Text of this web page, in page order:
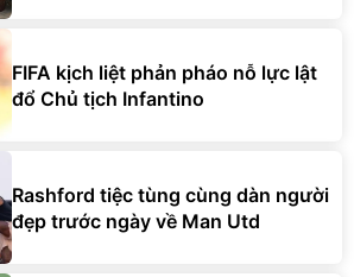
FIFA kịch liệt phản pháo nỗ lực lật
đổ Chủ tịch Infantino
Rashford tiệc tùng cùng dàn người
đẹp trước ngày về Man Utd